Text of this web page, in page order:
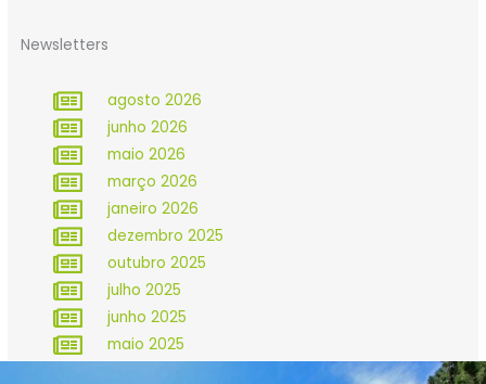
Newsletters
agosto 2026
junho 2026
maio 2026
março 2026
janeiro 2026
dezembro 2025
outubro 2025
julho 2025
junho 2025
maio 2025